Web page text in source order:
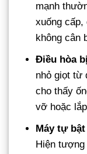
mạnh
xuống cấp,
không cân
Điều hòa
nhỏ giọt từ
cho thấy
vỡ hoặc
Máy tự
Hiện tượng